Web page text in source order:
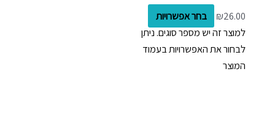
₪26.00
בחר אפשרויות
למוצר זה יש מספר סוגים. ניתן
לבחור את האפשרויות בעמוד
המוצר